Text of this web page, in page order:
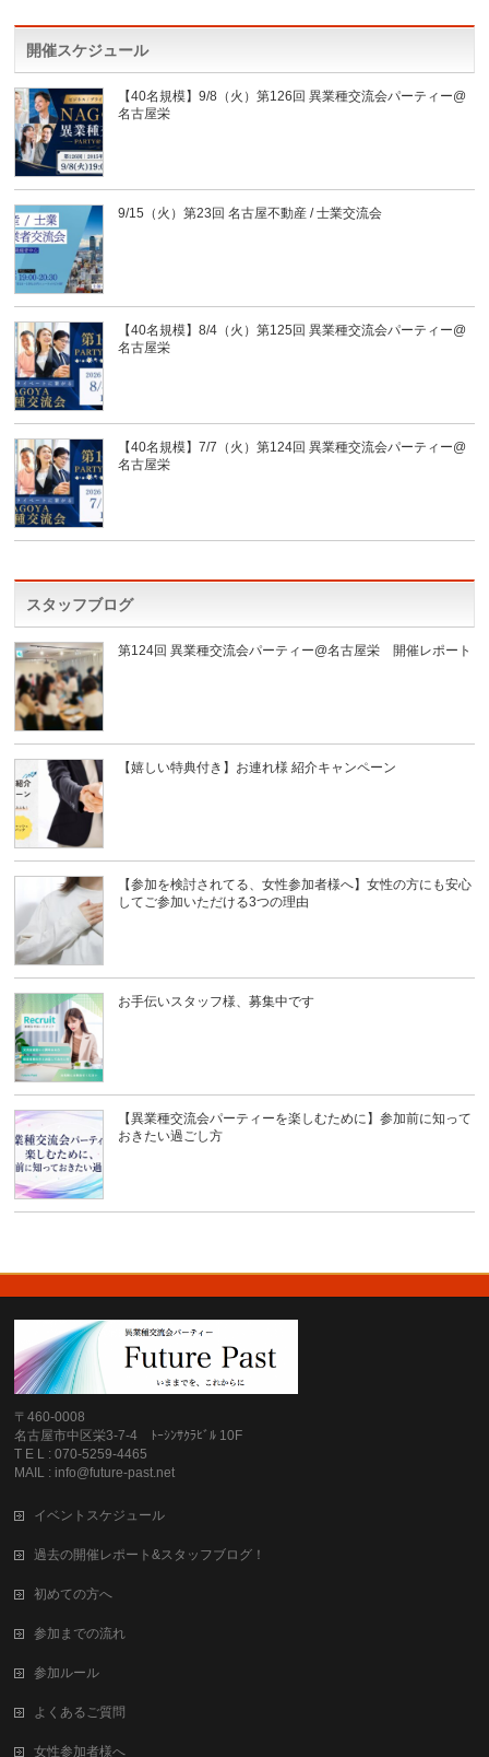
開催スケジュール
【40名規模】9/8（火）第126回 異業種交流会パーティー@
名古屋栄
9/15（火）第23回 名古屋不動産 / 士業交流会
【40名規模】8/4（火）第125回 異業種交流会パーティー@
名古屋栄
【40名規模】7/7（火）第124回 異業種交流会パーティー@
名古屋栄
スタッフブログ
第124回 異業種交流会パーティー@名古屋栄 開催レポート
【嬉しい特典付き】お連れ様 紹介キャンペーン
【参加を検討されてる、女性参加者様へ】女性の方にも安心
してご参加いただける3つの理由
お手伝いスタッフ様、募集中です
【異業種交流会パーティーを楽しむために】参加前に知って
おきたい過ごし方
〒460-0008
名古屋市中区栄3-7-4 ﾄｰｼﾝｻｸﾗﾋﾞﾙ 10F
T E L : 070-5259-4465
MAIL : info@future-past.net
イベントスケジュール
過去の開催レポート&スタッフブログ！
初めての方へ
参加までの流れ
参加ルール
よくあるご質問
女性参加者様へ